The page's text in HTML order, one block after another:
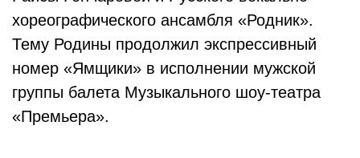
хореографического ансамбля «Родник».
Тему Родины продолжил экспрессивный
номер «Ямщики» в исполнении мужской
группы балета Музыкального шоу-театра
«Премьера».